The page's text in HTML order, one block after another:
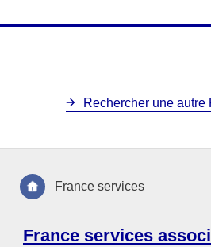
Rechercher une autre
France services
France services